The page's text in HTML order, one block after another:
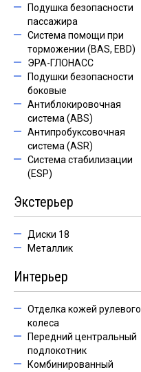
Подушка безопасности
пассажира
Система помощи при
торможении (BAS, EBD)
ЭРА-ГЛОНАСС
Подушки безопасности
боковые
Антиблокировочная
система (ABS)
Антипробуксовочная
система (ASR)
Система стабилизации
(ESP)
Экстерьер
Диски 18
Металлик
Интерьер
Отделка кожей рулевого
колеса
Передний центральный
подлокотник
Комбинированный